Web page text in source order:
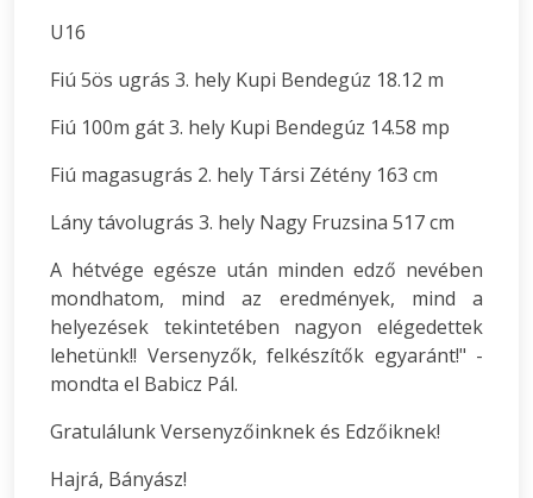
U16
Fiú 5ös ugrás 3. hely Kupi Bendegúz 18.12 m
Fiú 100m gát 3. hely Kupi Bendegúz 14.58 mp
Fiú magasugrás 2. hely Társi Zétény 163 cm
Lány távolugrás 3. hely Nagy Fruzsina 517 cm
A hétvége egésze után minden edző nevében
mondhatom, mind az eredmények, mind a
helyezések tekintetében nagyon elégedettek
lehetünk!! Versenyzők, felkészítők egyaránt!" -
mondta el Babicz Pál.
Gratulálunk Versenyzőinknek és Edzőiknek!
Hajrá, Bányász!